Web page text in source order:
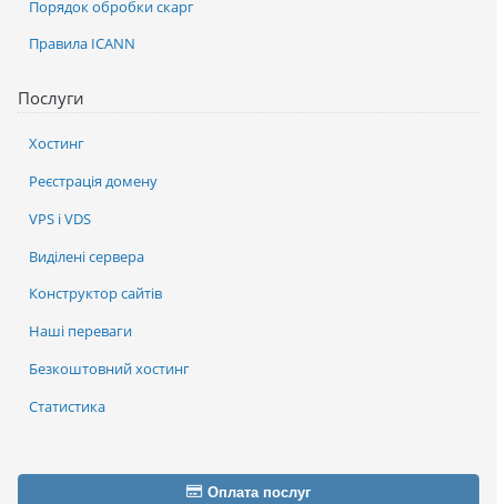
Послуги
Хостинг
Реєстрація домену
VPS і VDS
Виділені сервера
Конструктор сайтів
Наші переваги
Безкоштовний хостинг
Статистика
Порядок обробки скарг
Правила ICANN
Оплата послуг